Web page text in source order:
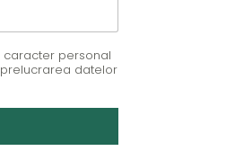
personal
datelor